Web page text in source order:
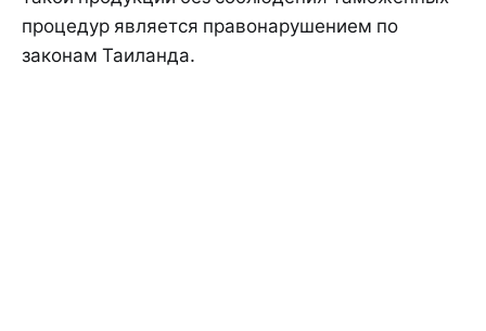
процедур является правонарушением по
законам Таиланда.